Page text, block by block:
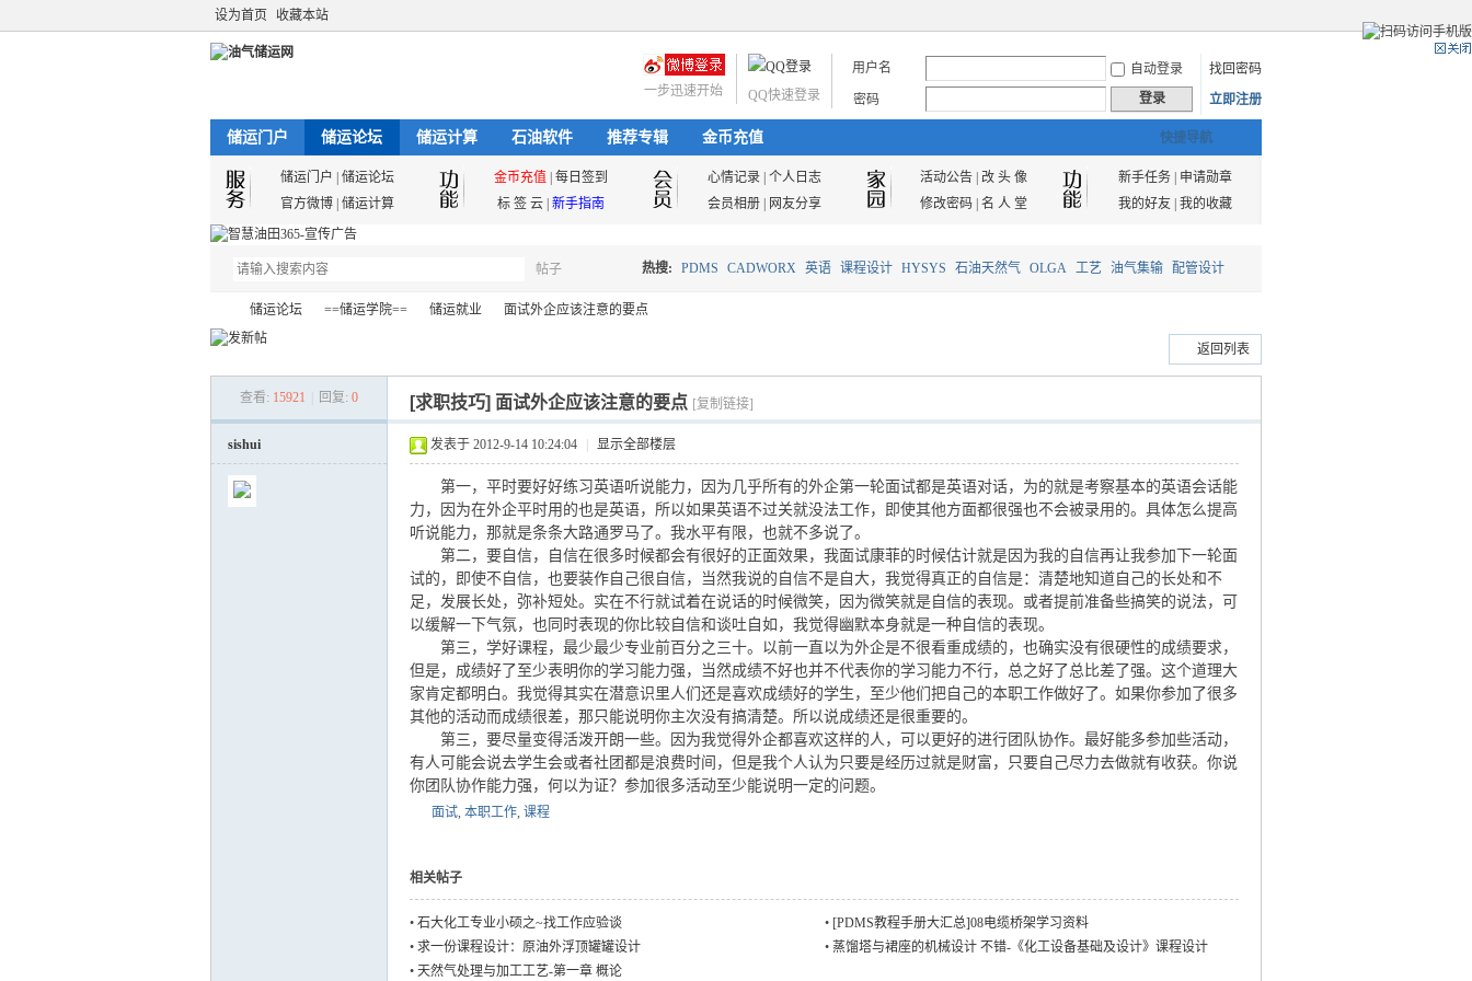
设为首页 收藏本站
用户名 自动登录
找回密码
密码
登录 立即注册
QQ快速登录
一步迅速开始
快捷导航
储运门户 储运论坛 储运计算 石油软件 推荐专辑 金币充值
储运门户 储运论坛 金币充值 每日签到 心情记录 个人日志 活动公告| 改 头 像 新手任务|
申请勋章
官方微博 储运计算 标 签 云 新手指南 会员相册 网友分享 修改密码| 名 人 堂 我的好友| 我的收藏
帖子
搜
索
热搜: PDMS CADWORX 英语 课程设计 HYSYS 石油天然气 OLGA 工艺 油气集输 配管设计
油气储运
储运论坛
›
==储运学院== 储运就业
›
面试外企应该注意的要点
返回列表
查看: 15921 回复: 0 [求职技巧] 面试外企应该注意的要点 [复制链接]
sishui 发表于 2012-9-14 10:24:04 显示全部楼层
第一，平时要好好练习英语听说能力，因为几乎所有的外企第一轮面试都是英语对话，为的就是考察基本的英语会话能
力，因为在外企平时用的也是英语，所以如果英语不过关就没法工作，即使其他方面都很强也不会被录用的。具体怎么提高
听说能力，那就是条条大路通罗马了。我水平有限，也就不多说了。
第二，要自信，自信在很多时候都会有很好的正面效果，我面试康菲的时候估计就是因为我的自信再让我参加下一轮面
试的，即使不自信，也要装作自己很自信，当然我说的自信不是自大，我觉得真正的自信是：清楚地知道自己的长处和不
足，发展长处，弥补短处。实在不行就试着在说话的时候微笑，因为微笑就是自信的表现。或者提前准备些搞笑的说法，可
以缓解一下气氛，也同时表现的你比较自信和谈吐自如，我觉得幽默本身就是一种自信的表现。
第三，学好课程，最少最少专业前百分之三十。以前一直以为外企是不很看重成绩的，也确实没有很硬性的成绩要求，
但是，成绩好了至少表明你的学习能力强，当然成绩不好也并不代表你的学习能力不行，总之好了总比差了强。这个道理大
家肯定都明白。我觉得其实在潜意识里人们还是喜欢成绩好的学生，至少他们把自己的本职工作做好了。如果你参加了很多
其他的活动而成绩很差，那只能说明你主次没有搞清楚。所以说成绩还是很重要的。
第三，要尽量变得活泼开朗一些。因为我觉得外企都喜欢这样的人，可以更好的进行团队协作。最好能多参加些活动，
有人可能会说去学生会或者社团都是浪费时间，但是我个人认为只要是经历过就是财富，只要自己尽力去做就有收获。你说
你团队协作能力强，何以为证？参加很多活动至少能说明一定的问题。
面试, 本职工作, 课程
相关帖子
• 石大化工专业小硕之~找工作应验谈 • [PDMS教程手册大汇总]08电缆桥架学习资料
• 求一份课程设计：原油外浮顶罐罐设计 • 蒸馏塔与裙座的机械设计 不错-《化工设备基础及设计》课程设计
• 天然气处理与加工工艺-第一章 概论